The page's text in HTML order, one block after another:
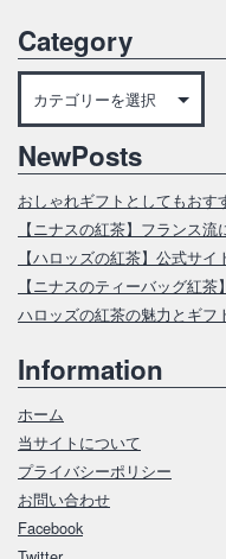
Category
NewPosts
おしゃれギフトとしてもおす
【ニナスの紅茶】フランス
【ハロッズの紅茶】公式サ
【ニナスのティーバッグ紅
ハロッズの紅茶の魅力とギフ
Information
ホーム
当サイトについて
プライバシーポリシー
お問い合わせ
Facebook